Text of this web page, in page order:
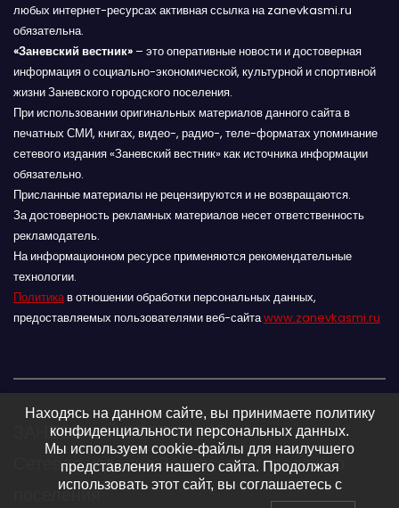
любых интернет-ресурсах активная ссылка на zanevkasmi.ru
обязательна.
«Заневский вестник» – это оперативные новости и достоверная
информация о социально-экономической, культурной и спортивной
жизни Заневского городского поселения.
При использовании оригинальных материалов данного сайта в
печатных СМИ, книгах, видео-, радио-, теле-форматах упоминание
сетевого издания «Заневский вестник» как источника информации
обязательно.
Присланные материалы не рецензируются и не возвращаются.
За достоверность рекламных материалов несет ответственность
рекламодатель.
На информационном ресурсе применяются рекомендательные
технологии.
Политикав отношении обработки персональных данных,
предоставляемых пользователями веб-сайтаwww.zanevkasmi.ru
ЗАНЕВСКИЙ ВЕСТНИК 16+
Сетевое издание Заневского городского
поселения
Находясь на данном сайте, вы принимаете политику
конфиденциальности персональных данных.
Мы используем cookie-файлы для наилучшего
представления нашего сайта. Продолжая
использовать этот сайт, вы соглашаетесь с